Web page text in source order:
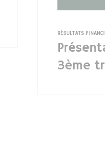
RÉSULTATS
3ème